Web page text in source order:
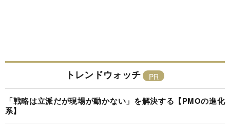
トレンドウォッチ
「戦略は立派だが現場が動かない」を解決する【PMOの進化
系】